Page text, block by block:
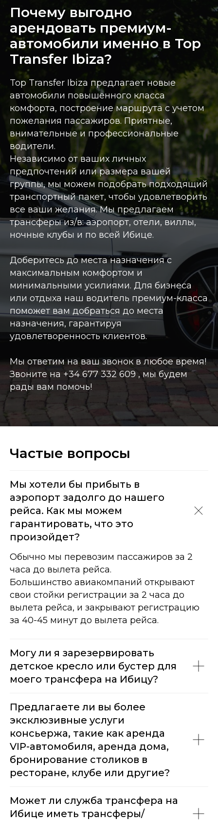
Почему выгодно
арендовать премиум-
автомобили именно в Top
Transfer Ibiza?
Top Transfer Ibiza предлагает новые
автомобили повышенного класса
комфорта, построение маршрута с учетом
пожелания пассажиров. Приятные,
внимательные и профессиональные
водители.
Независимо от ваших личных
предпочтений или размера вашей
группы, мы можем подобрать подходящий
транспортный пакет, чтобы удовлетворить
все ваши желания. Мы предлагаем
трансферы из/в: аэропорт, отели, виллы,
ночные клубы и по всей Ибице.
Доберитесь до места назначения с
максимальным комфортом и
минимальными усилиями. Для бизнеса
или отдыха наш водитель премиум-класса
поможет вам добраться до места
назначения, гарантируя
удовлетворенность клиентов.
Мы ответим на ваш звонок в любое время!
Звоните на +34 677 332 609 , мы будем
рады вам помочь!
Частые вопросы
Мы хотели бы прибыть в
аэропорт задолго до нашего
рейса. Как мы можем
гарантировать, что это
произойдет?
Обычно мы перевозим пассажиров за 2
часа до вылета рейса.
Большинство авиакомпаний открывают
свои стойки регистрации за 2 часа до
вылета рейса, и закрывают регистрацию
за 40-45 минут до вылета рейса.
Могу ли я зарезервировать
детское кресло или бустер для
моего трансфера на Ибицу?
Предлагаете ли вы более
эксклюзивные услуги
консьержа, такие как аренда
VIP-автомобиля, аренда дома,
бронирование столиков в
ресторане, клубе или другие?
Может ли служба трансфера на
Ибице иметь трансферы/